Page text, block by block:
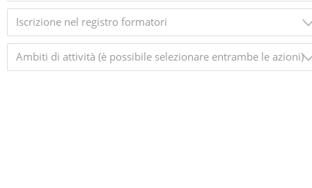
Iscrizione nel registro formatori
Ambiti di attività (è possibile selezionare entrambe le azioni)